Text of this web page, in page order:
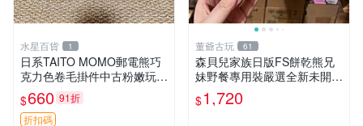
水星百貨 1
日系TAITO MOMO郵電熊巧
克力色卷毛掛件中古粉嫩玩偶
微瑕推薦 postpet momo 郵
電熊 中古玩偶
$660 91折
折扣碼
董爺古玩 61
森貝兒家族日版FS餅乾熊兄
妹野餐專用裝嚴選全新未開
封，包含兩組大童款紙盒裝，
適合收藏與分享。 餅乾熊兄
$1,720